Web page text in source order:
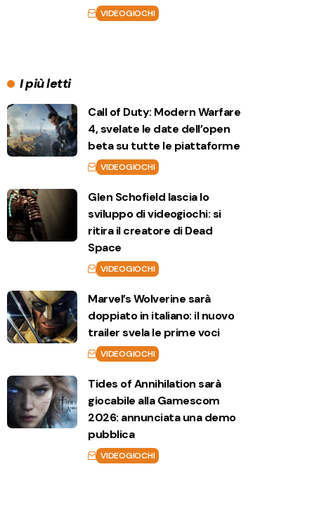
VIDEOGIOCHI
I più letti
Call of Duty: Modern Warfare
4, svelate le date dell’open
beta su tutte le piattaforme
VIDEOGIOCHI
Glen Schofield lascia lo
sviluppo di videogiochi: si
ritira il creatore di Dead
Space
VIDEOGIOCHI
Marvel’s Wolverine sarà
doppiato in italiano: il nuovo
trailer svela le prime voci
VIDEOGIOCHI
Tides of Annihilation sarà
giocabile alla Gamescom
2026: annunciata una demo
pubblica
VIDEOGIOCHI